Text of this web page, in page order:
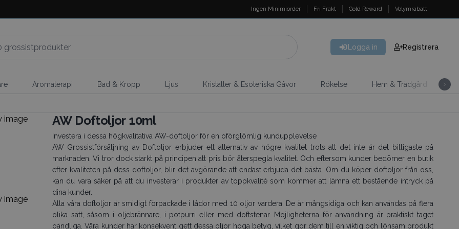
Ingen Minimiorder Fri Frakt Gold Reward Volymrabatt
Logga in Registrera
Aromaterapi Bad & Kropp Ljus Kristaller & Esoteriska Gåvor Rökelse Hem & Trädgård
AW Doftoljor 10ml
Investera i dessa högkvalitativa AW-doftoljor för en oförglömlig kundupplevelse
AW Grossistförsäljning av Doftoljor erbjuder ett alternativ av högre kvalitet trots att det inte är det billigaste på
marknaden. Vi tror dock starkt på principen att pris bör återspegla kvalitet. Och eftersom kunder bedömer en butik
efter kvaliteten på dess doftoljor, blir det avgörande att endast erbjuda det bästa. Om du köper doftoljor från oss,
kan du vara säker på att du investerar i produkter av toppkvalité som kommer att lämna ett bestående intryck på
dina kunder.
Alla våra doftoljor är smidigt förpackade i lådor med 10 oljor vardera. De är mångsidiga och kan användas på flera
olika sätt, såsom i oljebrännare, i potpurri eller med doftstenar. Möjligheterna för användning är praktiskt taget
oändliga. Våra kunder har konsekvent gett dessa oljor höga betyg, vilket gör dem till en viktig och lönsam produkt